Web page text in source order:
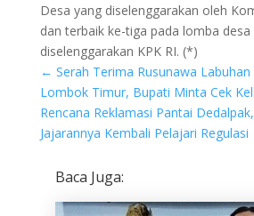
Desa yang diselenggarakan oleh
dan terbaik ke-tiga pada lomba
diselenggarakan KPK RI. (*)
← Serah Terima Rusunawa
Lombok Timur, Bupati Minta Cek
Rencana Reklamasi Pantai
Jajarannya Kembali Pelajari Regulasi
Baca Juga: